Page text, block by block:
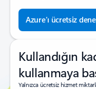
Azure’ı ücretsiz
Kullandığın
kullanmaya
Yalnızca ücretsiz hizmet